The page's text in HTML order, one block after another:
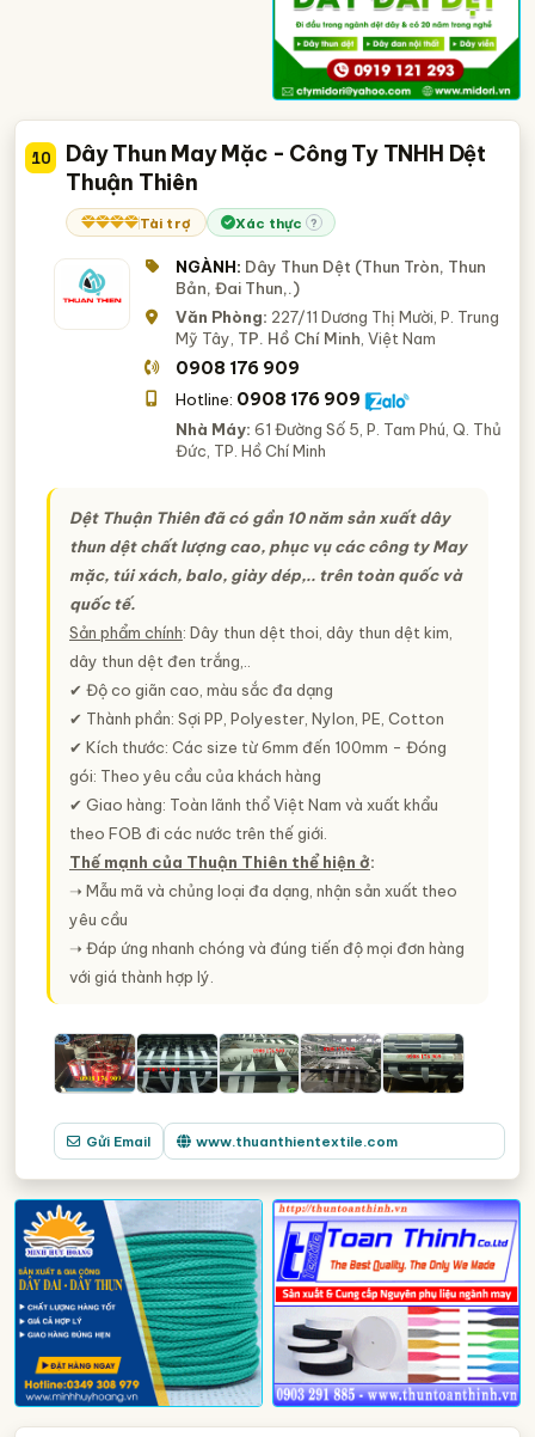
10
Dây Thun May Mặc - Công Ty TNHH Dệt
Thuận Thiên
Tài trợ Xác thực ?
NGÀNH: Dây Thun Dệt (Thun Tròn, Thun
Bản, Đai Thun,.)
Văn Phòng: 227/11 Dương Thị Mười, P. Trung
Mỹ Tây, TP. Hồ Chí Minh, Việt Nam
0908 176 909
Hotline: 0908 176 909
Nhà Máy: 61 Đường Số 5, P. Tam Phú, Q. Thủ
Đức, TP. Hồ Chí Minh
Dệt Thuận Thiên đã có gần 10 năm sản xuất dây
thun dệt chất lượng cao, phục vụ các công ty May
mặc, túi xách, balo, giày dép,.. trên toàn quốc và
quốc tế.
Sản phẩm chính: Dây thun dệt thoi, dây thun dệt kim,
dây thun dệt đen trắng,..
✔ Độ co giãn cao, màu sắc đa dạng
✔ Thành phần: Sợi PP, Polyester, Nylon, PE, Cotton
✔ Kích thước: Các size từ 6mm đến 100mm - Đóng
gói: Theo yêu cầu của khách hàng
✔ Giao hàng: Toàn lãnh thổ Việt Nam và xuất khẩu
theo FOB đi các nước trên thế giới.
Thế mạnh của Thuận Thiên thể hiện ở:
➝ Mẫu mã và chủng loại đa dạng, nhận sản xuất theo
yêu cầu
➝ Đáp ứng nhanh chóng và đúng tiến độ mọi đơn hàng
với giá thành hợp lý.
Gửi Email www.thuanthientextile.com